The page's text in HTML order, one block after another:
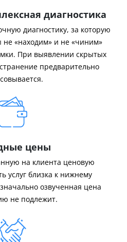
диагностика
диагностику, за которую
«находим» и не «чиним»
При выявлении скрытых
предварительно
цены
на клиента ценовую
услуг близка к нижнему
озвученная цена
не подлежит.